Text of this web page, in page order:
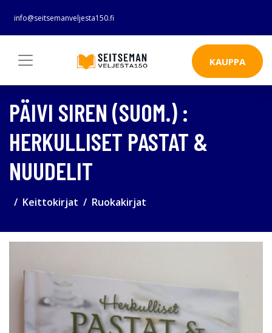
info@seitsemanveljesta150.fi
KAUPPA
PÄIVI SIREN (SUOM.) :
HERKULLISET PASTAT &
NUUDELIT
Keittokirjat Ruokakirjat